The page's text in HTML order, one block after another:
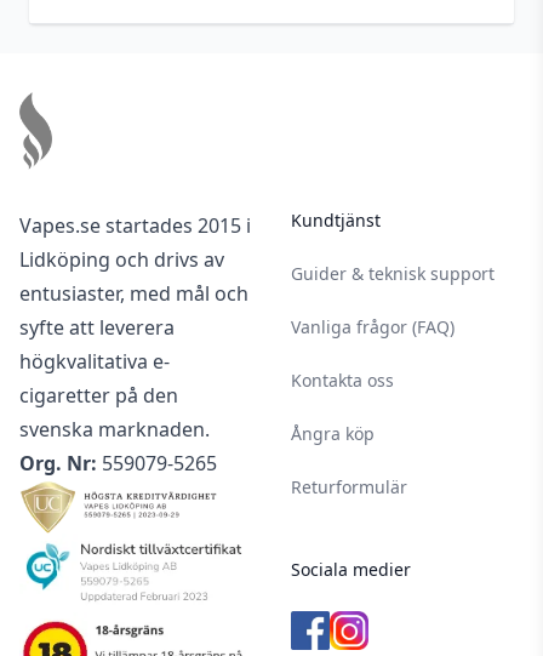
utspädd men ska användas med försiktighet.
Vid kontakt av nikotin på huden bör du alltid
noggrant tvätta den av den del som
exponerats.
Använd gärna handskar och undvik att röra
dina ögon och ditt ansikte vid hantering av
nikotin.
Nikotin- & tobaksprodukter har en laglig
åldersgräns på 18 år.
Denna produkt är endast avsedd för vuxna
rökare.
För optimal livslängd på din nikotinvätska bör
den förvaras i 12 °C.
Vapes.se startades 2015 i
Lidköping och drivs av
entusiaster, med mål och
syfte att leverera
högkvalitativa e-
cigaretter på den
svenska marknaden.
Org. Nr: 559079-5265
Kundtjänst
Guider & teknisk support
Vanliga frågor (FAQ)
Kontakta oss
Ångra köp
Returformulär
Sociala medier